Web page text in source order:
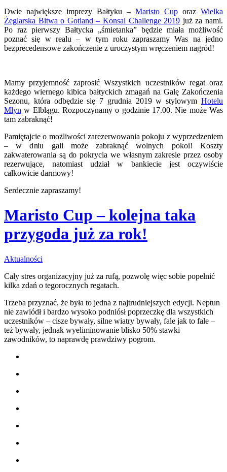
Dwie największe imprezy Bałtyku – Maristo Cup oraz Wielka
Żeglarska Bitwa o Gotland – Konsal Challenge 2019 już za nami.
Po raz pierwszy Bałtycka „śmietanka” będzie miała możliwość
poznać się w realu – w tym roku zapraszamy Was na jedno
bezprecedensowe zakończenie z uroczystym wręczeniem nagród!
Mamy przyjemność zaprosić Wszystkich uczestników regat oraz
każdego wiernego kibica bałtyckich zmagań na Galę Zakończenia
Sezonu, która odbędzie się 7 grudnia 2019 w stylowym Hotelu
Młyn w Elblągu. Rozpoczynamy o godzinie 17.00. Nie może Was
tam zabraknąć!
Pamiętajcie o możliwości zarezerwowania pokoju z wyprzedzeniem
– w dniu gali może zabraknąć wolnych pokoi! Koszty
zakwaterowania są do pokrycia we własnym zakresie przez osoby
rezerwujące, natomiast udział w bankiecie jest oczywiście
całkowicie darmowy!
Serdecznie zapraszamy!
Maristo Cup – kolejna taka
przygoda już za rok!
Aktualności
Cały stres organizacyjny już za rufą, pozwolę więc sobie popełnić
kilka zdań o tegorocznych regatach.
Trzeba przyznać, że była to jedna z najtrudniejszych edycji. Neptun
nie zawiódł i bardzo wysoko podniósł poprzeczkę dla wszystkich
uczestników – cisze bywały, silne wiatry bywały, fale jak to fale –
też bywały, jednak wyeliminowanie blisko 50% stawki
zawodników, to naprawdę prawdziwy pogrom.